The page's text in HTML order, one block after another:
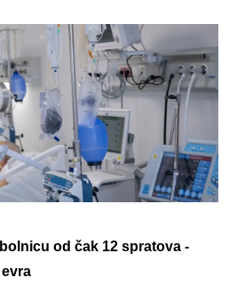
od čak 12 spratova -